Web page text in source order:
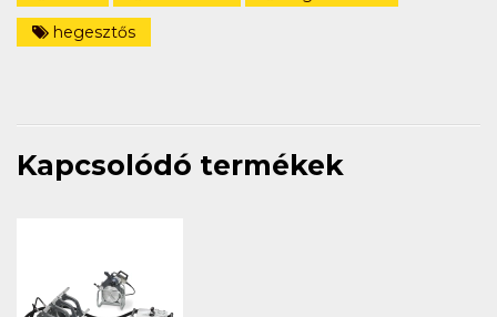
hegesztős
Kapcsolódó termékek